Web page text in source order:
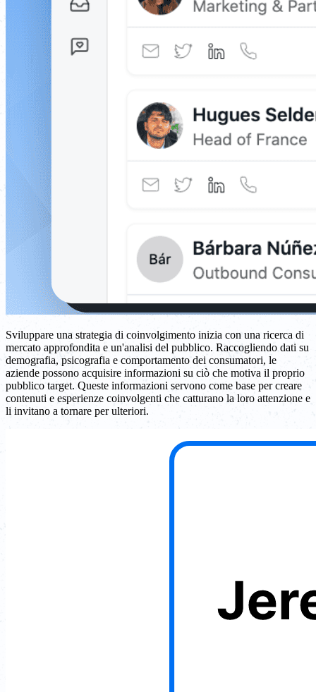
Sviluppare una strategia di coinvolgimento inizia con una ricerca di
mercato approfondita e un'analisi del pubblico. Raccogliendo dati su
demografia, psicografia e comportamento dei consumatori, le
aziende possono acquisire informazioni su ciò che motiva il proprio
pubblico target. Queste informazioni servono come base per creare
contenuti e esperienze coinvolgenti che catturano la loro attenzione e
li invitano a tornare per ulteriori.